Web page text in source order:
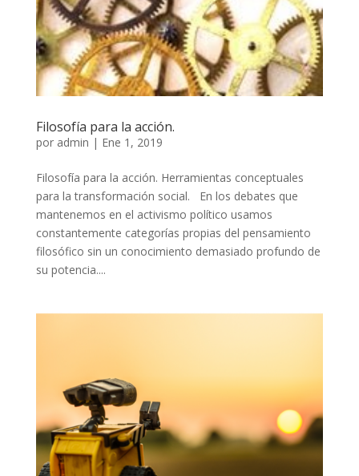
Filosofía para la acción.
por admin | Ene 1, 2019
Filosofía para la acción. Herramientas conceptuales
para la transformación social. En los debates que
mantenemos en el activismo político usamos
constantemente categorías propias del pensamiento
filosófico sin un conocimiento demasiado profundo de
su potencia....